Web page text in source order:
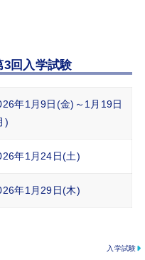
3回入学試験
年1月9日(金)～1月19日
)
年1月24日(土)
年1月29日(木)
入学試験